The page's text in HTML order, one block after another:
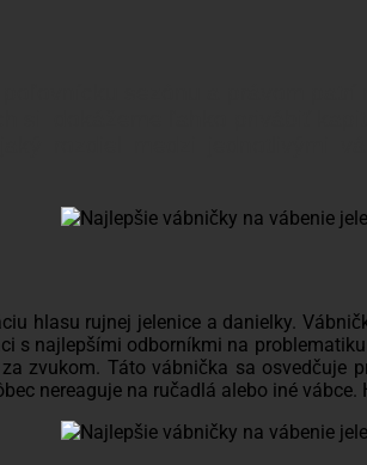
sezónu a právom
hlasu rujnej jelenice a danielky.
s najlepšími odborníkmi na
zvukom. Táto vábnička sa osvedčuje
nereaguje na ručadlá alebo iné